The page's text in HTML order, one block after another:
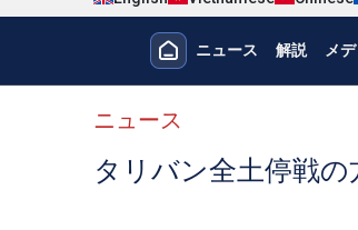
Menu trang chủ tiếng
ニュース 解説 メ
menu phụ tiếng Nhật
ニュース
タリバン全土停戦